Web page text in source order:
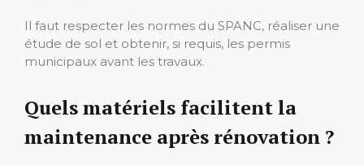
Il faut respecter les normes du SPANC, réaliser une
étude de sol et obtenir, si requis, les permis
municipaux avant les travaux.
Quels matériels facilitent la
maintenance après rénovation ?